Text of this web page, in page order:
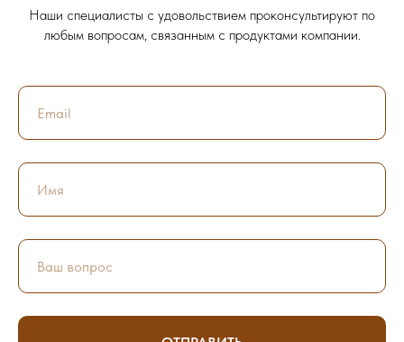
Наши специалисты с удовольствием проконсультируют по
любым вопросам, связанным с продуктами компании.